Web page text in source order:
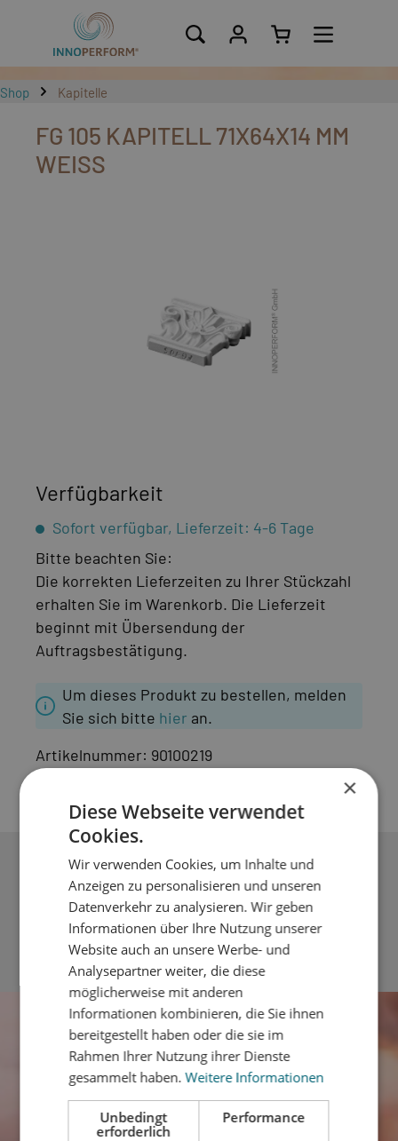
springen
Shop Kapitelle
FG 105 KAPITELL 71X64X14 MM
WEISS
Verfügbarkeit
Sofort verfügbar, Lieferzeit: 4-6 Tage
Bitte beachten Sie:
Die korrekten Lieferzeiten zu Ihrer Stückzahl
erhalten Sie im Warenkorb. Die Lieferzeit
beginnt mit Übersendung der
Auftragsbestätigung.
Um dieses Produkt zu bestellen, melden
Sie sich bitte hier an.
Artikelnummer: 90100219
Beschreibung
Achtung: 1 VE = 1 Stück 71x64x14 mmAnschluss ca. 47x8
mmMit unserem umfangreichen Zierprofileprogramm
für Kunststofffenster…Mehr
×
Diese Webseite verwendet
Cookies.
Wir verwenden Cookies, um Inhalte und
Anzeigen zu personalisieren und unseren
Datenverkehr zu analysieren. Wir geben
Informationen über Ihre Nutzung unserer
Website auch an unsere Werbe- und
Analysepartner weiter, die diese
möglicherweise mit anderen
Informationen kombinieren, die Sie ihnen
bereitgestellt haben oder die sie im
Rahmen Ihrer Nutzung ihrer Dienste
gesammelt haben.Weitere Informationen
Unbedingt
erforderlich
Performance